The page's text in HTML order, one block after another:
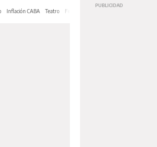
Inflación CABA Teatro Feria de Editores